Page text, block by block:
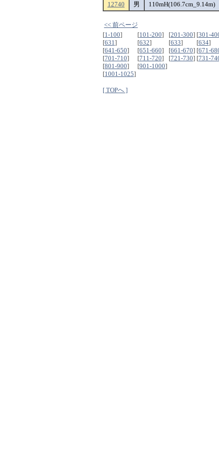
12740
男 110mH(106.7cm_9.14m)
<< 前ページ
[1-100] [101-200] [201-300] [301-
[631] [632] [633] [634]
[641-650] [651-660] [661-670] [671-
[701-710] [711-720] [721-730] [731-
[801-900] [901-1000]
[1001-1025]
[ TOPへ ]